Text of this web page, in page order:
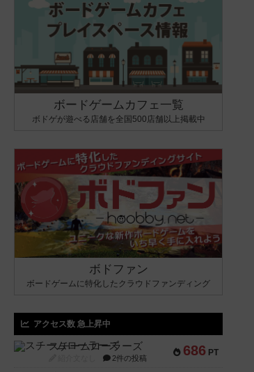
ボードゲームカフェ一覧
ボドゲが遊べる店舗を全国500店舗以上掲載中
ボドファン
ボードゲームに特化したクラウドファンディング
アクセス数 急上昇中
686 PT
スチームローラーズ
2件の投稿